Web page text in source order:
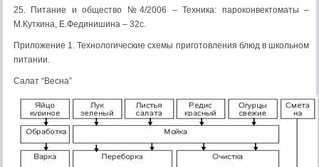
25. Питание и общество №4/2006 – Техника: пароконвектоматы –
М.Куткина, Е.Фединишина – 32с.
Приложение 1. Технологические схемы приготовления блюд в школьном
питании.
Салат “Весна”